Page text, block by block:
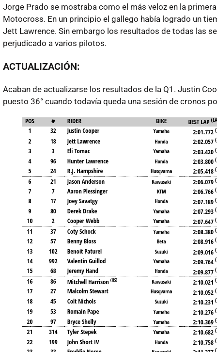
Jorge Prado se mostraba como el más veloz en la
Motocross. En un principio el gallego había logrado un
Jett Lawrence. Sin embargo los resultados de todas las
perjudicado a varios pilotos.
ACTUALIZACIÓN:
Acaban de actualizarse los resultados de la Q1. Justin
puesto 36° cuando todavía queda una sesión de cronos